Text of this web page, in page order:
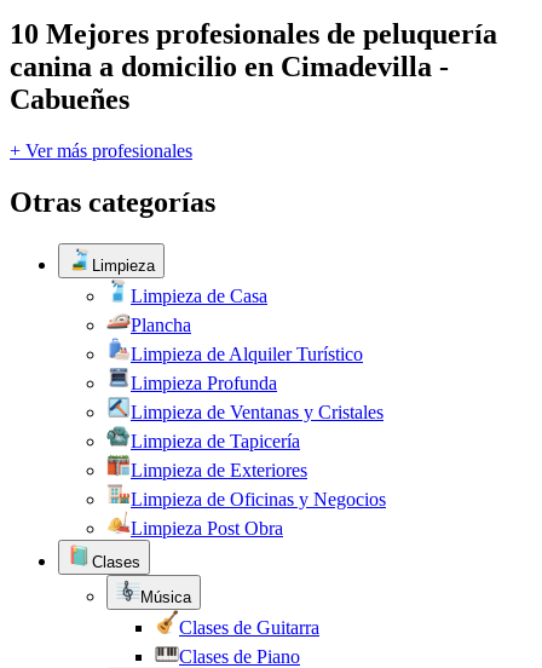
10 Mejores profesionales de peluquería
canina a domicilio en Cimadevilla -
Cabueñes
+ Ver más profesionales
Otras categorías
Limpieza
Limpieza de Casa
Plancha
Limpieza de Alquiler Turístico
Limpieza Profunda
Limpieza de Ventanas y Cristales
Limpieza de Tapicería
Limpieza de Exteriores
Limpieza de Oficinas y Negocios
Limpieza Post Obra
Clases
Música
Clases de Guitarra
Clases de Piano